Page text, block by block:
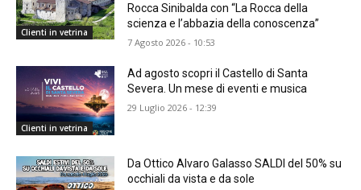
Clienti in vetrina
Rocca Sinibalda con “La Rocca della
scienza e l’abbazia della conoscenza”
7 Agosto 2026 - 10:53
Clienti in vetrina
Ad agosto scopri il Castello di Santa
Severa. Un mese di eventi e musica
29 Luglio 2026 - 12:39
Da Ottico Alvaro Galasso SALDI del 50% su
occhiali da vista e da sole